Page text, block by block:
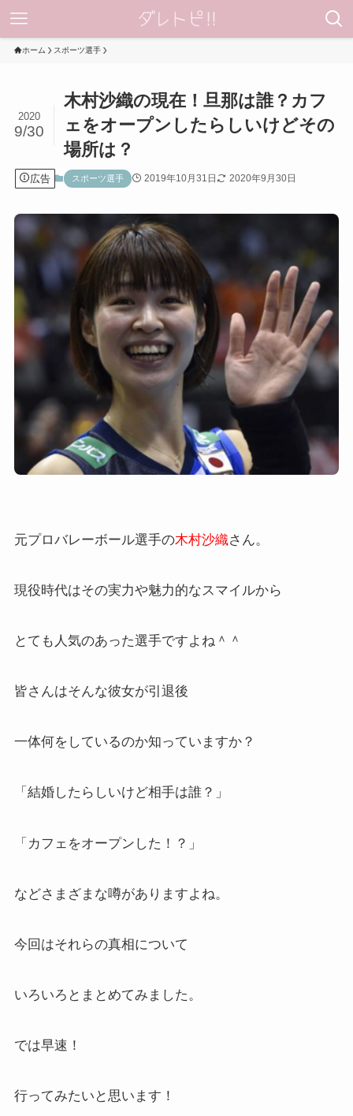
ホーム スポーツ選手
木村沙織の現在！旦那は誰？カフ
ェをオープンしたらしいけどその
場所は？
2020
9/30
広告 スポーツ選手 2019年10月31日 2020年9月30日
元プロバレーボール選手の木村沙織さん。
現役時代はその実力や魅力的なスマイルから
とても人気のあった選手ですよね＾＾
皆さんはそんな彼女が引退後
一体何をしているのか知っていますか？
「結婚したらしいけど相手は誰？」
「カフェをオープンした！？」
などさまざまな噂がありますよね。
今回はそれらの真相について
いろいろとまとめてみました。
では早速！
行ってみたいと思います！